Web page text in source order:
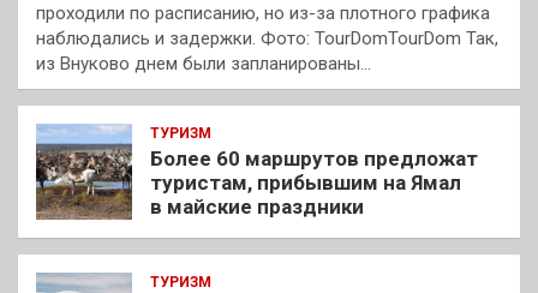
проходили по расписанию, но из-за плотного графика
наблюдались и задержки. Фото: TourDomTourDom Так,
из Внуково днем были запланированы…
ТУРИЗМ
Более 60 маршрутов предложат
туристам, прибывшим на Ямал
в майские праздники
ТУРИЗМ